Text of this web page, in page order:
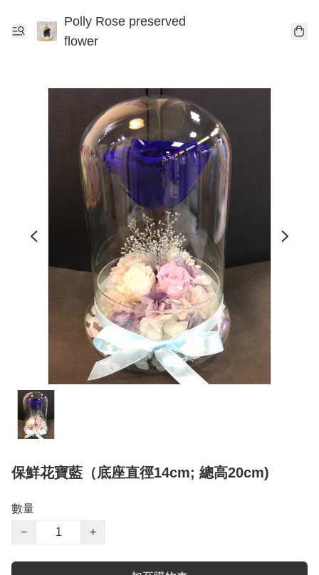
Polly Rose preserved
flower
保鮮花寶藍（底座直徑14cm; 總高20cm)
數量
−
+